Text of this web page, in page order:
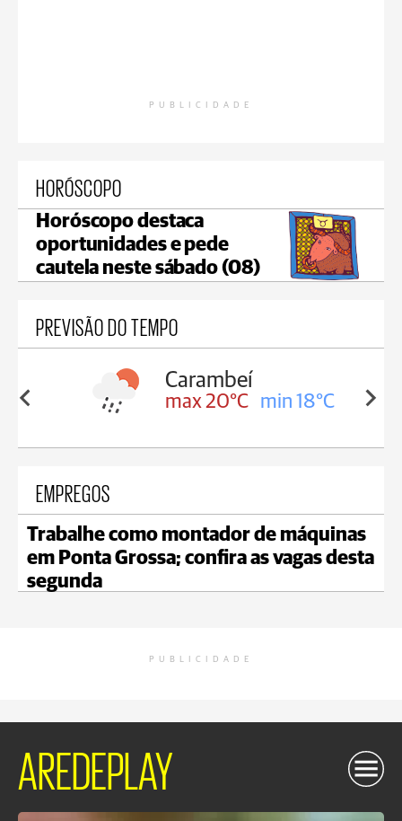
PUBLICIDADE
HORÓSCOPO
Horóscopo destaca
oportunidades e pede
cautela neste sábado (08)
PREVISÃO DO TEMPO
18°C
Carambeí
max 20°C min 18°C
EMPREGOS
Trabalhe como montador de máquinas
em Ponta Grossa; confira as vagas desta
segunda
PUBLICIDADE
AREDEPLAY